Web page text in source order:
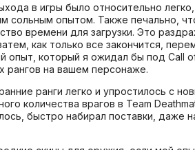
в игры было относительно
сольным опытом. Также печально,
времени для загрузки. Это
как только все закончится,
опыт, который я ожидал бы под Call
рангов на вашем персонаже.
ранги легко и упростилось с
количества врагов в Team
быстро набирал поставки, даже